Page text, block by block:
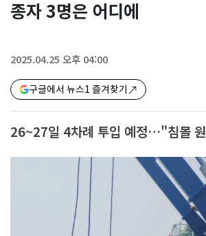
종자 3명은 어디에
2025.04.25 오후 04:00
구글에서 뉴스1 즐겨찾기
26~27일 4차례 투입 예정…"침몰